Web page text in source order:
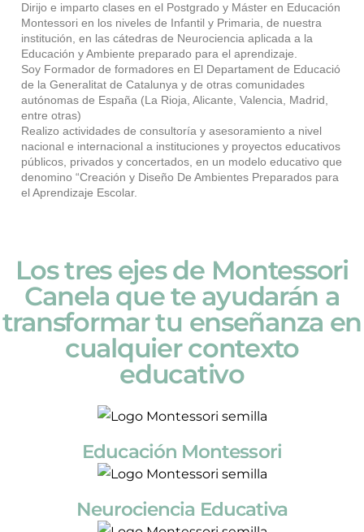
Dirijo e imparto clases en el Postgrado y Máster en Educación
Montessori en los niveles de Infantil y Primaria, de nuestra
institución, en las cátedras de Neurociencia aplicada a la
Educación y Ambiente preparado para el aprendizaje.
Soy Formador de formadores en El Departament de Educació
de la Generalitat de Catalunya y de otras comunidades
autónomas de España (La Rioja, Alicante, Valencia, Madrid,
entre otras)
Realizo actividades de consultoría y asesoramiento a nivel
nacional e internacional a instituciones y proyectos educativos
públicos, privados y concertados, en un modelo educativo que
denomino “Creación y Diseño De Ambientes Preparados para
el Aprendizaje Escolar.
Los tres ejes de Montessori
Canela que te ayudarán a
transformar tu enseñanza en
cualquier contexto
educativo
Educación Montessori
Neurociencia Educativa